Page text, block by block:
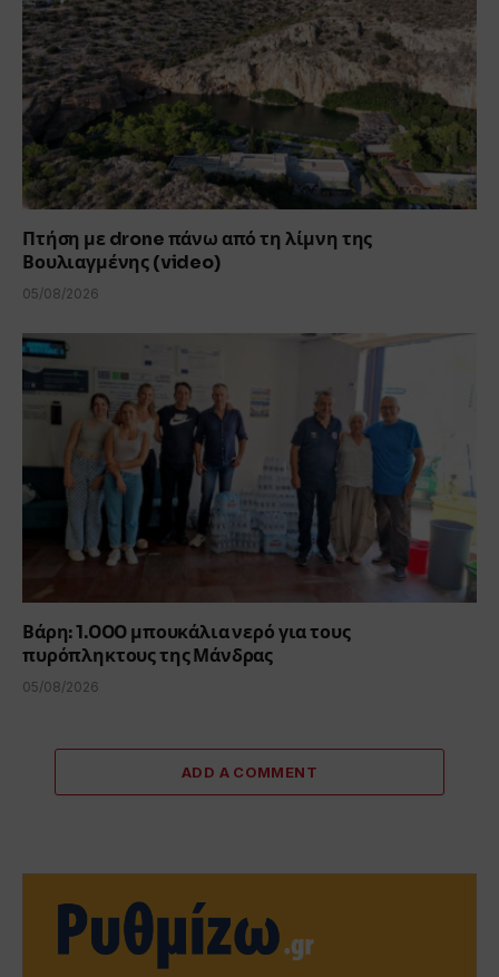
Πτήση με drone πάνω από τη λίμνη της
Βουλιαγμένης (video)
05/08/2026
Βάρη: 1.000 μπουκάλια νερό για τους
πυρόπληκτους της Μάνδρας
05/08/2026
ADD A COMMENT